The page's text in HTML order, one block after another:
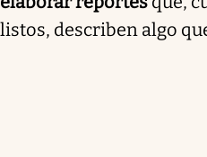
listos, describen algo